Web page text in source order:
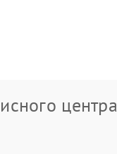
центра